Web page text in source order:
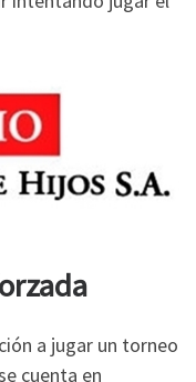
a jugar un torneo
cuenta en